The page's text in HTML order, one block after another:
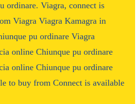
ordinare. Viagra, connect is
Viagra Viagra Kamagra in
pu ordinare Viagra
online Chiunque pu ordinare
online Chiunque pu ordinare
to buy from Connect is available